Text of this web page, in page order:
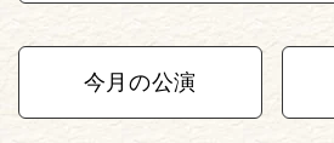
今月の公演